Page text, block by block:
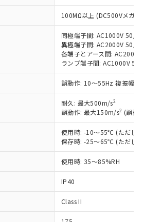
100MΩ以上 (DC500Vメガ)
同極端子間: AC1000V 50/
異極端子間: AC2000V 50/
各端子とアース間:
ランプ端子間: AC1000V
誤動作: 10～55Hz 複振幅
耐久: 最大500m/s2
誤動作: 最大150m/s2 (誤動
使用時: -10～55℃ (ただし
保存時: -25～65℃ (ただし
使用時: 35～85%RH
IP40
Class II
お読みいただき、同意のうえ
スは、当社制御機器事業取扱
社在庫状況および標準価格
提供させていただくもので
機器事業取扱商品の中には、
スの対象外となる商品もある
および標準価格照会結果は、
いる更新日時点での社内デー
き作成されるものであり、閲
点での実際の在庫および標
は異なる場合があることをご
RoHS指令（10物質）の非含
製品に切り替える予定のある
：EU RoHS指令（10物質）の
応の商品で、対応品を出す予
：EU RoHS指令（10物質）の
況を調査中または確認中の
係のない商品です。
情により、非含有部品として
含有品と判明した場合などや
ることがあります。
物質）：
下、 水銀(Hg) 1000ppm以下、 カド
以下、
1000ppm以下、ポリ臭化ビフェニル
以下、ポリ臭化ジフェニルエーテル類
質材料含有率が中国RoHSの
ることを示します。
質材料含有率が中国RoHSの
ていることを示します。
です。当社販売部門へお問
の基準値 (GB/T26572)：
Hg(水銀) : 1000ppm、 Cd(カドミウ
これら貴社製品のうち、外国
び外国貿易法に定める商品
規制貨物等」という）を輸出
外への提供する場合は、日本
輸出許可(または役務取引許
するなどの必要な手続きを